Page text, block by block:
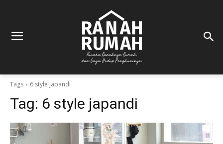
Tags 6 style japandi
Tag: 6 style japandi